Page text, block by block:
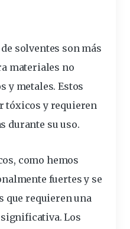
solventes son más
materiales no
y metales. Estos
tóxicos y requieren
durante su uso.
como hemos
fuertes y se
que requieren una
Los